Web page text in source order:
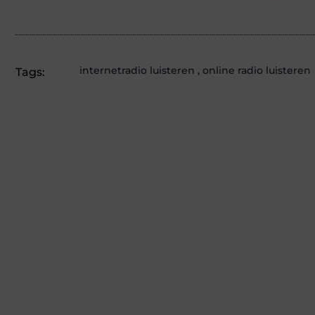
Tags: internetradio luisteren , online radio luisteren